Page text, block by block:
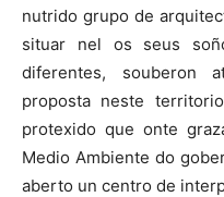
nutrido grupo de
situar nel os seus
diferentes, souberon
proposta neste
protexido que onte
Medio Ambiente do
aberto un centro de